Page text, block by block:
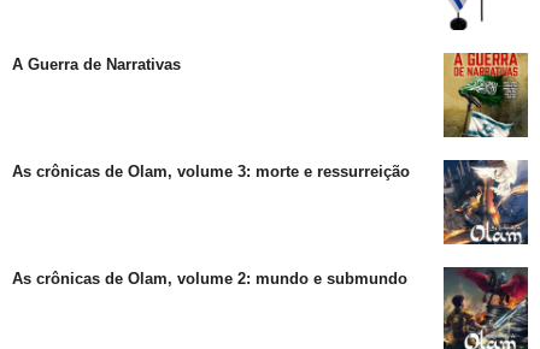
A Guerra de Narrativas
As crônicas de Olam, volume 3: morte e ressurreição
As crônicas de Olam, volume 2: mundo e submundo